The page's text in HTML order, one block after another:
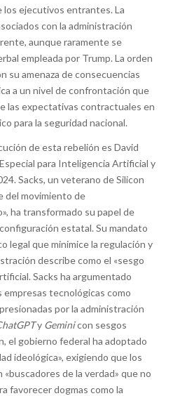
ejecutivos entrantes. La
con la administración
aunque raramente se
empleada por Trump. La orden
su amenaza de consecuencias
a un nivel de confrontación que
las expectativas contractuales en
para la seguridad nacional.
de esta rebelión es David
para Inteligencia Artificial y
Sacks, un veterano de Silicon
del movimiento de
ha transformado su papel de
estatal. Su mandato
legal que minimice la regulación y
describe como el «sesgo
Sacks ha argumentado
tecnológicas como
por la administración
y Geminicon sesgos
el gobierno federal ha adoptado
ideológica», exigiendo que los
de la verdad» que no
favorecer dogmas como la